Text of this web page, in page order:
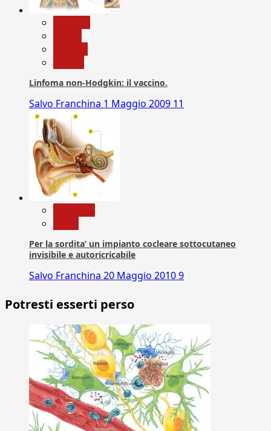
Linfoma non-Hodgkin: il vaccino.
Salvo Franchina 1 Maggio 2009 11
Per la sordita’ un impianto cocleare sottocutaneo
invisibile e autoricricabile
Salvo Franchina 20 Maggio 20109
Potresti esserti perso